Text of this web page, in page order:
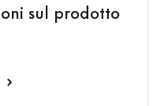
sul prodotto